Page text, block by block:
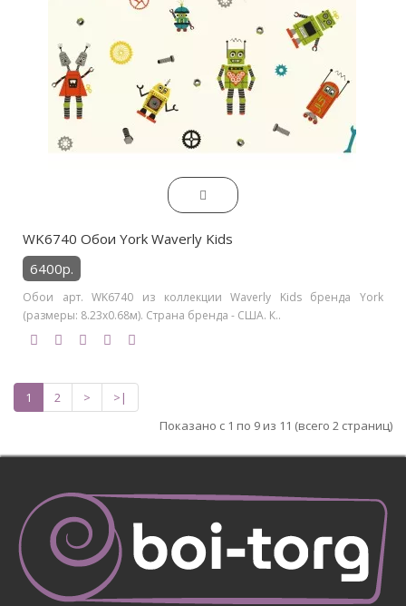
WK6740 Обои York Waverly Kids
6400р.
Обои арт. WK6740 из коллекции Waverly Kids бренда York
(размеры: 8.23х0.68м). Страна бренда - США. К..
1 2 >
>|
Показано с 1 по 9 из 11 (всего 2 страниц)